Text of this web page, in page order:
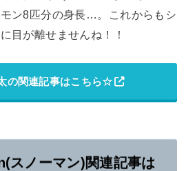
ン8匹分の身長…。これからもシ
目が離せませんね！！
の関連記事はこちら☆